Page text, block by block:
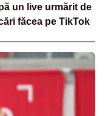
un live urmărit de
făcea pe TikTok